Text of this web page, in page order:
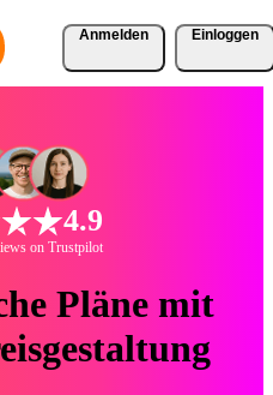
Anmelden Einloggen
4.9
on Trustpilot
Pläne mit